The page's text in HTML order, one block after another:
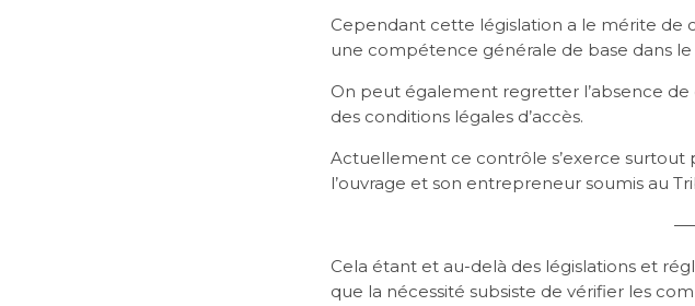
Cependant cette législation a le mérite de
une compétence générale de base dans
On peut également regretter l’absence
des conditions légales d’accès.
Actuellement ce contrôle s’exerce surtout
l’ouvrage et son entrepreneur soumis au
Cela étant et au-delà des législations et
que la nécessité subsiste de vérifier les